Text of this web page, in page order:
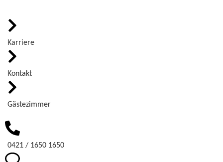
Karriere
Kontakt
Gästezimmer
0421 / 1650 1650